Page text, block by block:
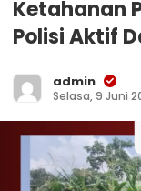
Ketahanan
Polisi Aktif
admin
Selasa, 9 Juni